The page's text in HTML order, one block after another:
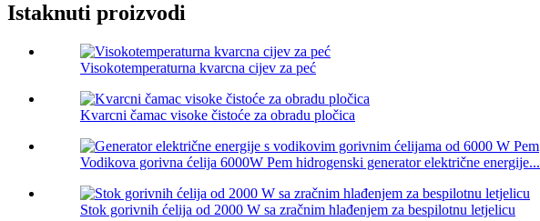
Istaknuti proizvodi
Visokotemperaturna kvarcna cijev za peć
Kvarcni čamac visoke čistoće za obradu pločica
Vodikova gorivna ćelija 6000W Pem hidrogenski generator električne energije...
Stok gorivnih ćelija od 2000 W sa zračnim hlađenjem za bespilotnu letjelicu